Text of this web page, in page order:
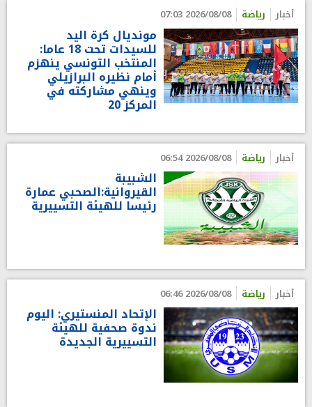
أخبار رياضة 2026/08/08 07:03
مونديال كرة اليد
للسيدات تحت 18 عاما:
المنتخب التونسي ينهزم
أمام نظيره البرازيلي
وينهي مشاركته في
المركز 20
أخبار رياضة 2026/08/08 06:54
الشبيبة
القيروانية:الصحبي عمارة
رئيسا للهيئة التسييرية
أخبار رياضة 2026/08/08 06:46
الإتحاد المنستيري: اليوم
ندوة صحفية للهيئة
التسييرية الجديدة